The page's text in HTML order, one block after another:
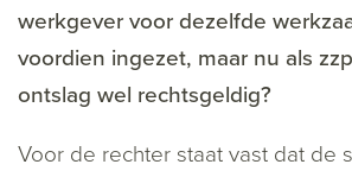
werkgever voor dezelfde
voordien ingezet, maar nu als
ontslag wel rechtsgeldig?
Voor de rechter staat vast dat de